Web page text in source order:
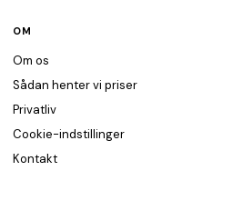
OM
Om os
Sådan henter vi priser
Privatliv
Cookie-indstillinger
Kontakt